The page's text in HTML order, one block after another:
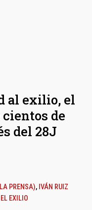
al exilio, el
de
del 28J
PRENSA), IVÁN RUIZ
EXILIO